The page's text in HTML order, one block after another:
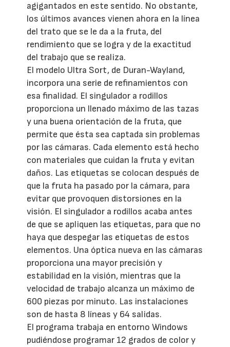
agigantados en este sentido. No obstante,
los últimos avances vienen ahora en la línea
del trato que se le da a la fruta, del
rendimiento que se logra y de la exactitud
del trabajo que se realiza.
El modelo Ultra Sort, de Duran-Wayland,
incorpora una serie de refinamientos con
esa finalidad. El singulador a rodillos
proporciona un llenado máximo de las tazas
y una buena orientación de la fruta, que
permite que ésta sea captada sin problemas
por las cámaras. Cada elemento está hecho
con materiales que cuidan la fruta y evitan
daños. Las etiquetas se colocan después de
que la fruta ha pasado por la cámara, para
evitar que provoquen distorsiones en la
visión. El singulador a rodillos acaba antes
de que se apliquen las etiquetas, para que no
haya que despegar las etiquetas de estos
elementos. Una óptica nueva en las cámaras
proporciona una mayor precisión y
estabilidad en la visión, mientras que la
velocidad de trabajo alcanza un máximo de
600 piezas por minuto. Las instalaciones
son de hasta 8 líneas y 64 salidas.
El programa trabaja en entorno Windows
pudiéndose programar 12 grados de color y